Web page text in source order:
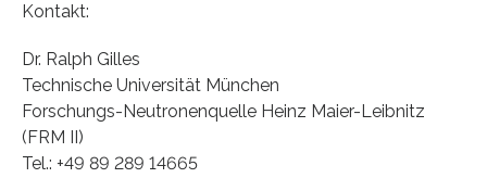
Kontakt:
Dr. Ralph Gilles
Technische Universität München
Forschungs-Neutronenquelle Heinz Maier-Leibnitz
(FRM II)
Tel.: +49 89 289 14665